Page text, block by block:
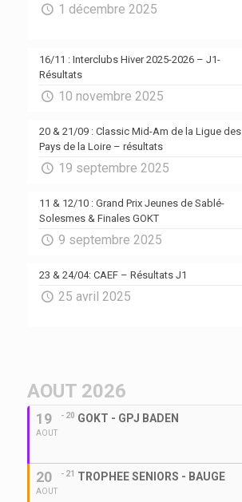
1 décembre 2025
16/11 : Interclubs Hiver 2025-2026 – J1-
Résultats
10 novembre 2025
20 & 21/09 : Classic Mid-Am de la Ligue des
Pays de la Loire – résultats
19 septembre 2025
11 & 12/10 : Grand Prix Jeunes de Sablé-
Solesmes & Finales GOKT
9 septembre 2025
23 & 24/04: CAEF – Résultats J1
25 avril 2025
AOUT 2026
19
AOUT
- 20 GOKT - GPJ BADEN
20
AOUT
- 21 TROPHEE SENIORS - BAUGE